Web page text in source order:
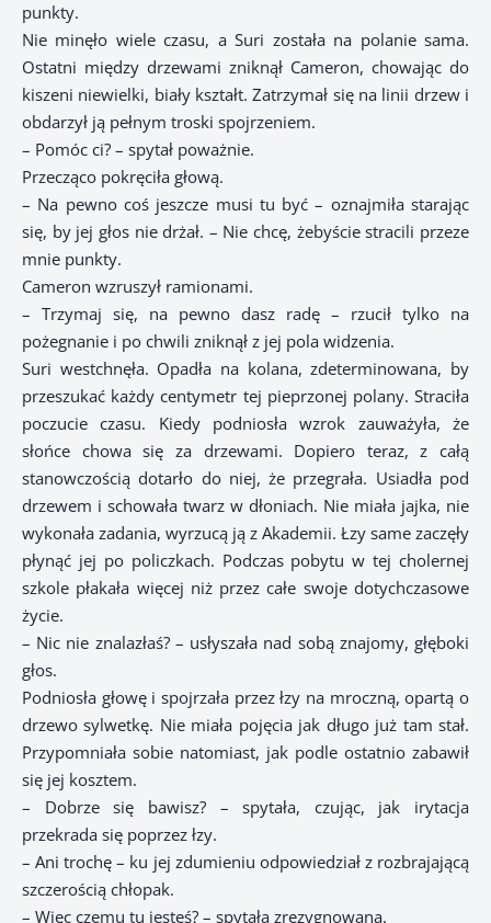
punkty.
Nie minęło wiele czasu, a Suri została na polanie sama.
Ostatni między drzewami zniknął Cameron, chowając do
kiszeni niewielki, biały kształt. Zatrzymał się na linii drzew i
obdarzył ją pełnym troski spojrzeniem.
– Pomóc ci? – spytał poważnie.
Przecząco pokręciła głową.
– Na pewno coś jeszcze musi tu być – oznajmiła starając
się, by jej głos nie drżał. – Nie chcę, żebyście stracili przeze
mnie punkty.
Cameron wzruszył ramionami.
– Trzymaj się, na pewno dasz radę – rzucił tylko na
pożegnanie i po chwili zniknął z jej pola widzenia.
Suri westchnęła. Opadła na kolana, zdeterminowana, by
przeszukać każdy centymetr tej pieprzonej polany. Straciła
poczucie czasu. Kiedy podniosła wzrok zauważyła, że
słońce chowa się za drzewami. Dopiero teraz, z całą
stanowczością dotarło do niej, że przegrała. Usiadła pod
drzewem i schowała twarz w dłoniach. Nie miała jajka, nie
wykonała zadania, wyrzucą ją z Akademii. Łzy same zaczęły
płynąć jej po policzkach. Podczas pobytu w tej cholernej
szkole płakała więcej niż przez całe swoje dotychczasowe
życie.
– Nic nie znalazłaś? – usłyszała nad sobą znajomy, głęboki
głos.
Podniosła głowę i spojrzała przez łzy na mroczną, opartą o
drzewo sylwetkę. Nie miała pojęcia jak długo już tam stał.
Przypomniała sobie natomiast, jak podle ostatnio zabawił
się jej kosztem.
– Dobrze się bawisz? – spytała, czując, jak irytacja
przekrada się poprzez łzy.
– Ani trochę – ku jej zdumieniu odpowiedział z rozbrajającą
szczerością chłopak.
– Więc czemu tu jesteś? – spytała zrezygnowana.